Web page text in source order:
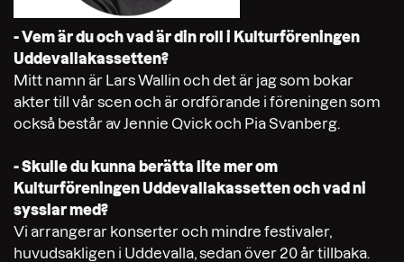
- Vem är du och vad är din roll i Kulturföreningen
Uddevallakassetten?
Mitt namn är Lars Wallin och det är jag som bokar
akter till vår scen och är ordförande i föreningen som
också består av Jennie Qvick och Pia Svanberg.
- Skulle du kunna berätta lite mer om
Kulturföreningen Uddevallakassetten och vad ni
sysslar med?
Vi arrangerar konserter och mindre festivaler,
huvudsakligen i Uddevalla, sedan över 20 år tillbaka.